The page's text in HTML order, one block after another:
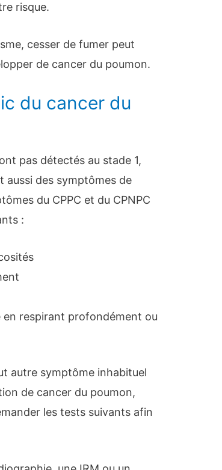
risque.
cesser de fumer peut
de cancer du poumon.
du cancer du
pas détectés au stade 1,
aussi des symptômes de
du CPPC et du CPNPC
:
en respirant profondément ou
autre symptôme inhabituel
de cancer du poumon,
les tests suivants afin